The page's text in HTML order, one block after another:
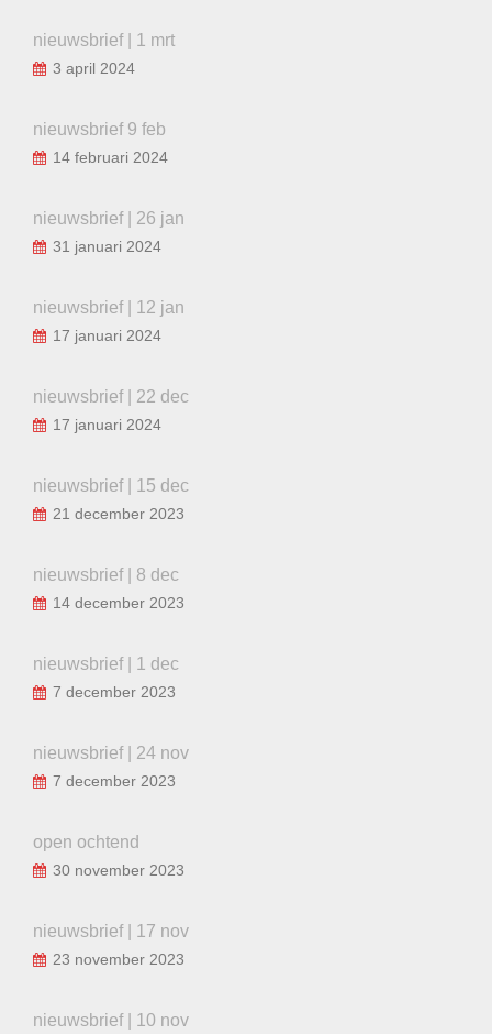
nieuwsbrief | 1 mrt
3 april 2024
nieuwsbrief 9 feb
14 februari 2024
nieuwsbrief | 26 jan
31 januari 2024
nieuwsbrief | 12 jan
17 januari 2024
nieuwsbrief | 22 dec
17 januari 2024
nieuwsbrief | 15 dec
21 december 2023
nieuwsbrief | 8 dec
14 december 2023
nieuwsbrief | 1 dec
7 december 2023
nieuwsbrief | 24 nov
7 december 2023
open ochtend
30 november 2023
nieuwsbrief | 17 nov
23 november 2023
nieuwsbrief | 10 nov